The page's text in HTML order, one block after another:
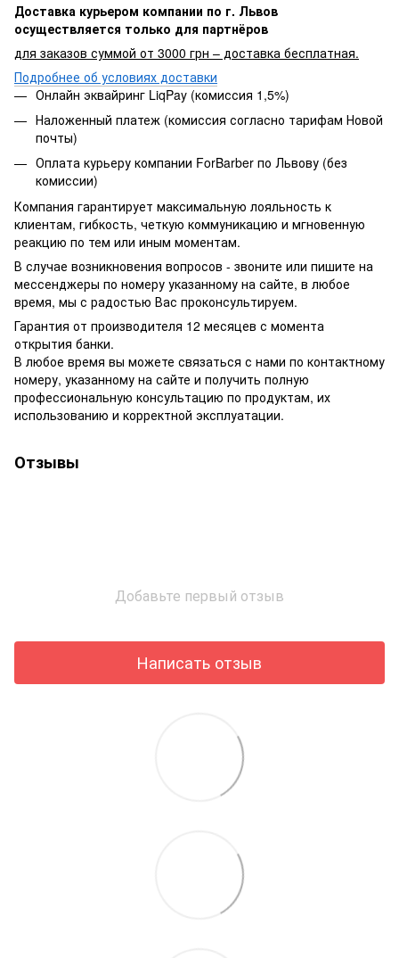
Доставка курьером компании по г. Львов
осуществляется только для партнёров
для заказов суммой от 3000 грн – доставка бесплатная.
Подробнее об условиях доставки
Онлайн эквайринг LiqPay (комиссия 1,5%)
Наложенный платеж (комиссия согласно тарифам Новой
почты)
Оплата курьеру компании ForBarber по Львову (без
комиссии)
Компания гарантирует максимальную лояльность к
клиентам, гибкость, четкую коммуникацию и мгновенную
реакцию по тем или иным моментам.
В случае возникновения вопросов - звоните или пишите на
мессенджеры по номеру указанному на сайте, в любое
время, мы с радостью Вас проконсультируем.
Гарантия от производителя 12 месяцев с момента
открытия банки.
В любое время вы можете связаться с нами по контактному
номеру, указанному на сайте и получить полную
профессиональную консультацию по продуктам, их
использованию и корректной эксплуатации.
Отзывы
Добавьте первый отзыв
Написать отзыв